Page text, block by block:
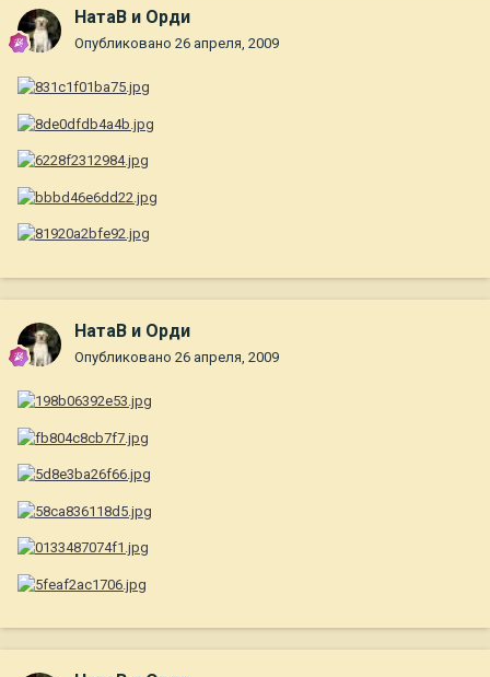
НатаВ и Орди
Опубликовано 26 апреля, 2009
НатаВ и Орди
Опубликовано 26 апреля, 2009